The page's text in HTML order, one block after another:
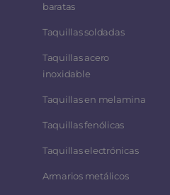
baratas
Taquillas soldadas
Taquillas acero
inoxidable
Taquillas en melamina
Taquillas fenólicas
Taquillas electrónicas
Armarios metálicos